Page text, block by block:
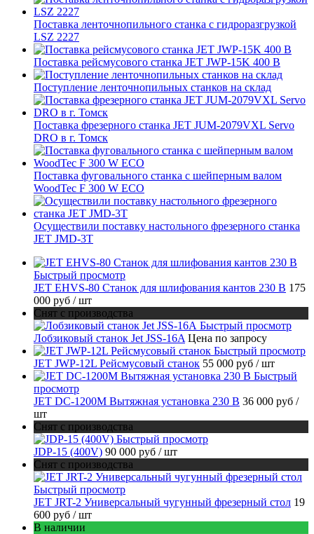
Поставка ленточнопильного станка c гидроразгрузкой
LSZ 2227
Поставка рейсмусового станка JET JWP-15K 400 В
Поступление ленточнопильных станков на склад
Поставка фрезерного станка JET JUM-2079VXL Servo
DRO в г. Томск
Поставка фуговального станка с шейперным валом
WoodTec F 300 W ECO
Осуществили поставку настольного фрезерного станка
JET JMD-3T
Быстрый просмотр
JET EHVS-80 Станок для шлифования кантов 230 В 175
000 руб / шт
Снят с производства
Быстрый просмотр
Лобзиковый станок Jet JSS-16A Цена по запросу
Быстрый просмотр
JET JWP-12L Рейсмусовый станок 55 000 руб / шт
Быстрый
просмотр
JET DC-1200M Вытяжная установка 230 В 36 000 руб /
шт
Снят с производства
Быстрый просмотр
JDP-15 (400V) 90 000 руб / шт
Снят с производства
Быстрый просмотр
JET JRT-2 Универсальный чугунный фрезерный стол 19
600 руб / шт
В наличии